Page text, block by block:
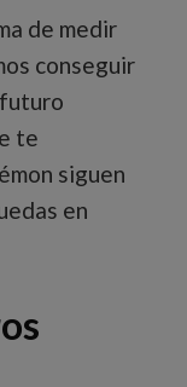
de medir
conseguir
te
siguen
en